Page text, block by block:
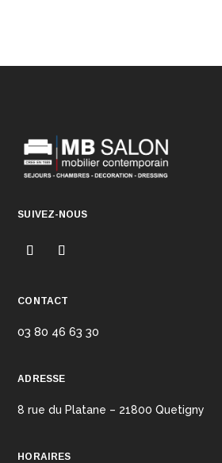
SUIVEZ-NOUS
CONTACT
03 80 46 63 30
ADRESSE
8 rue du Platane – 21800 Quetigny
HORAIRES